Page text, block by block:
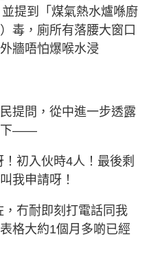
提到「煤氣熱水爐喺廚
毒，廁所有落腰大窗口
牆唔怕爆喉水浸
提問，從中進一步透露
下——
初入伙時4人！最後剩
我申請呀！
，冇耐即刻打電話同我
格大約1個月多啲已經